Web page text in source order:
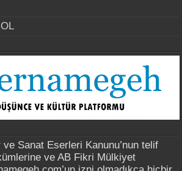
ve Sanat Eserleri Kanunu’nun telif
ve AB Fikri Mülkiyet